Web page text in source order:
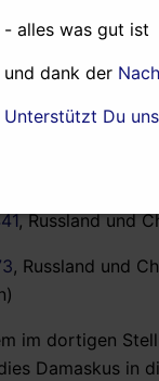
damit
Kapitel
Nationen, der
seinerzeit
, Russland und
, Russland und
im dortigen
Damaskus in
- alles was gut ist
und dank der
Unterstützt Du